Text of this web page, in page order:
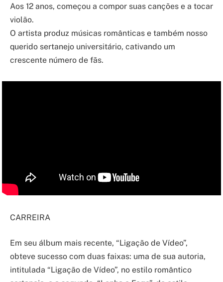
Aos 12 anos, começou a compor suas canções e a tocar
violão.
O artista produz músicas românticas e também nosso
querido sertanejo universitário, cativando um
crescente número de fãs.
CARREIRA
Em seu álbum mais recente, “Ligação de Vídeo”,
obteve sucesso com duas faixas: uma de sua autoria,
intitulada “Ligação de Vídeo”, no estilo romântico